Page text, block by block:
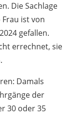
Die Sachlage
ist von
gefallen.
errechnet, sie
Damals
der
30 oder 35